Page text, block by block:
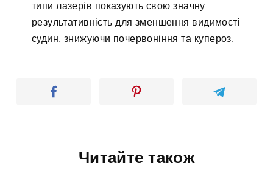
типи лазерів показують свою значну
результативність для зменшення видимості
судин, знижуючи почервоніння та купероз.
Читайте також